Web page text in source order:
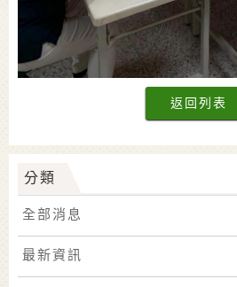
返回列表
分類
全部消息
最新資訊